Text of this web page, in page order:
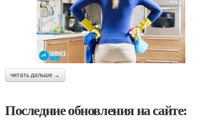
читать дальше →
Последние обновления на сайте: